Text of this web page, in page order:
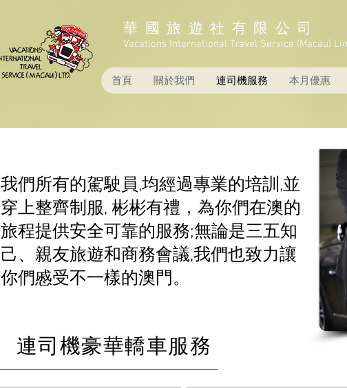
華國旅遊社有限公司
Vacations International Travel Service (Macau)
首頁 關於我們 連司機服務 本月優惠
我們所有的駕駛員,均經過專業的培訓,並
穿上整齊制服, 彬彬有禮，為你們在澳的
旅程提供安全可靠的服務;無論是三五知
己、親友旅遊和商務會議,我們也致力讓
你們慼受不一樣的澳門。
連司機豪華轎車服務